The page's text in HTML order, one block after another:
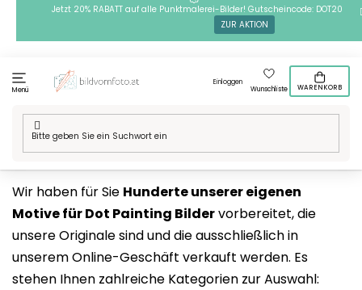
Jetzt 20% RABATT auf alle Punktmalerei-Bilder! Gutscheincode: DOT20
ZUR AKTION
Menü
Einloggen
Wunschliste
WARENKORB
Startseite
Wir haben für Sie Hunderte unserer eigenen
Motive für Dot Painting Bildervorbereitet, die
unsere Originale sind und die ausschließlich in
unserem Online-Geschäft verkauft werden. Es
stehen Ihnen zahlreiche Kategorien zur Auswahl: